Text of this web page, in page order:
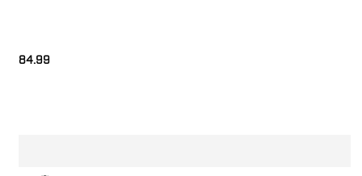
84.99